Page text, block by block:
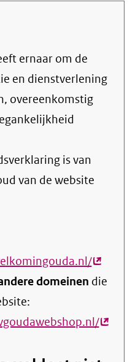
en dienstverlening
overeenkomstig
is van
van de website
(externe
link)
domeinen die